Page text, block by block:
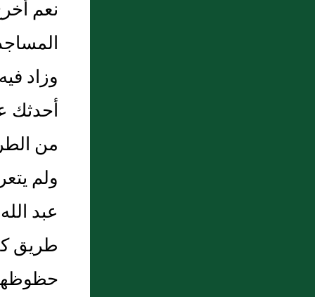
نعم
وزاد
أحدثك
من
ولم
عبد
طريق